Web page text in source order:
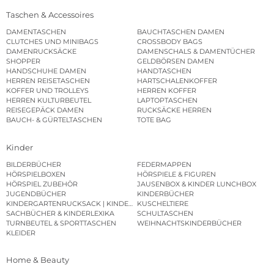
Taschen & Accessoires
DAMENTASCHEN
BAUCHTASCHEN DAMEN
CLUTCHES UND MINIBAGS
CROSSBODY BAGS
DAMENRUCKSÄCKE
DAMENSCHALS & DAMENTÜCHER
SHOPPER
GELDBÖRSEN DAMEN
HANDSCHUHE DAMEN
HANDTASCHEN
HERREN REISETASCHEN
HARTSCHALENKOFFER
KOFFER UND TROLLEYS
HERREN KOFFER
HERREN KULTURBEUTEL
LAPTOPTASCHEN
REISEGEPÄCK DAMEN
RUCKSÄCKE HERREN
BAUCH- & GÜRTELTASCHEN
TOTE BAG
Kinder
BILDERBÜCHER
FEDERMAPPEN
HÖRSPIELBOXEN
HÖRSPIELE & FIGUREN
HÖRSPIEL ZUBEHÖR
JAUSENBOX & KINDER LUNCHBOX
JUGENDBÜCHER
KINDERBÜCHER
KINDERGARTENRUCKSACK | KINDERGARTENBEUTEL
KUSCHELTIERE
SACHBÜCHER & KINDERLEXIKA
SCHULTASCHEN
TURNBEUTEL & SPORTTASCHEN
WEIHNACHTSKINDERBÜCHER
KLEIDER
Home & Beauty